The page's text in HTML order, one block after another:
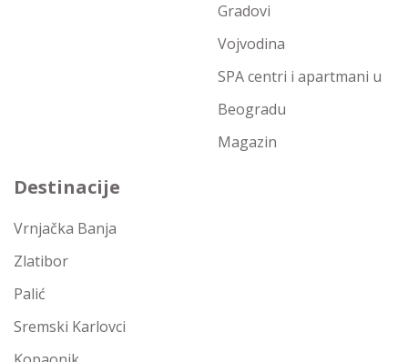
Gradovi
Vojvodina
SPA centri i apartmani u
Beogradu
Magazin
Destinacije
Vrnjačka Banja
Zlatibor
Palić
Sremski Karlovci